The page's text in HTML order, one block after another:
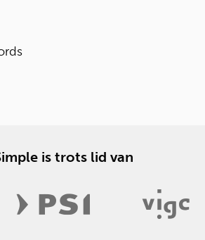
is trots lid van